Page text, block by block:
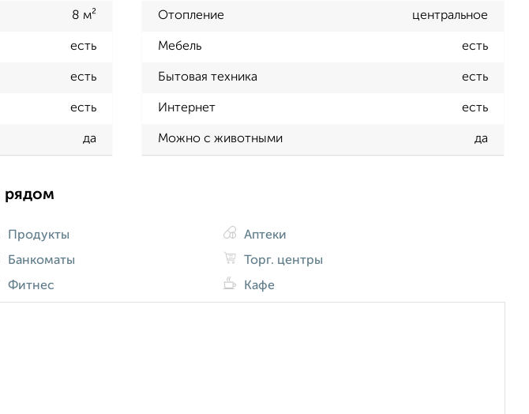
8 м² Отопление центральное
есть Мебель есть
есть Бытовая техника есть
есть Интернет есть
да Можно с животными да
рядом
Продукты
Банкоматы
Фитнес
Аптеки
Торг. центры
Кафе